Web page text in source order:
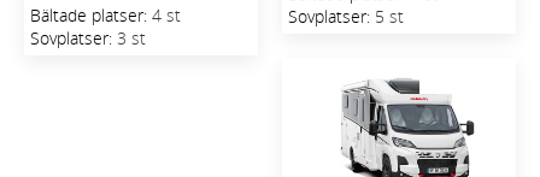
Bältade platser: 4 st
Sovplatser: 3 st
Sovplatser: 5 st